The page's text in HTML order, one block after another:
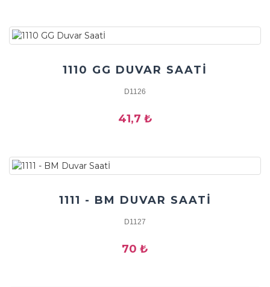
1110 GG DUVAR SAATİ
D1126
41,7 ₺
1111 - BM DUVAR SAATİ
D1127
70 ₺